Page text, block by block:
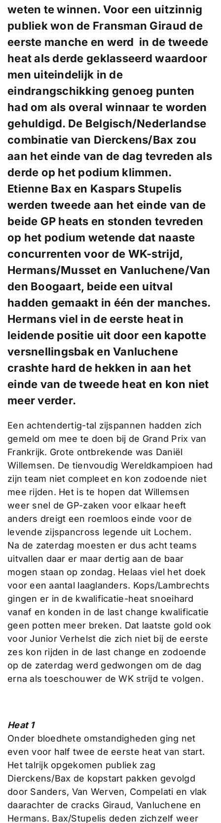
weten te winnen. Voor een uitzinnig
publiek won de Fransman Giraud de
eerste manche en werd in de tweede
heat als derde geklasseerd waardoor
men uiteindelijk in de
eindrangschikking genoeg punten
had om als overal winnaar te worden
gehuldigd. De Belgisch/Nederlandse
combinatie van Dierckens/Bax zou
aan het einde van de dag tevreden als
derde op het podium klimmen.
Etienne Bax en Kaspars Stupelis
werden tweede aan het einde van de
beide GP heats en stonden tevreden
op het podium wetende dat naaste
concurrenten voor de WK-strijd,
Hermans/Musset en Vanluchene/Van
den Boogaart, beide een uitval
hadden gemaakt in één der manches.
Hermans viel in de eerste heat in
leidende positie uit door een kapotte
versnellingsbak en Vanluchene
crashte hard de hekken in aan het
einde van de tweede heat en kon niet
meer verder.
Een achtendertig-tal zijspannen hadden zich
gemeld om mee te doen bij de Grand Prix van
Frankrijk. Grote ontbrekende was Daniël
Willemsen. De tienvoudig Wereldkampioen had
zijn team niet compleet en kon zodoende niet
mee rijden. Het is te hopen dat Willemsen
weer snel de GP-zaken voor elkaar heeft
anders dreigt een roemloos einde voor de
levende zijspancross legende uit Lochem.
Na de zaterdag moesten er dus acht teams
uitvallen daar er maar dertig aan de baar
mogen staan op zondag. Helaas viel het doek
voor een aantal laaglanders. Kops/Lambrechts
gingen er in de kwalificatie-heat snoeihard
vanaf en konden in de last change kwalificatie
geen potten meer breken. Dat laatste gold ook
voor Junior Verhelst die zich niet bij de eerste
zes kon rijden in de last change en zodoende
op de zaterdag werd gedwongen om de dag
erna als toeschouwer de WK strijd te volgen.
Heat 1
Onder bloedhete omstandigheden ging net
even voor half twee de eerste heat van start.
Het talrijk opgekomen publiek zag
Dierckens/Bax de kopstart pakken gevolgd
door Sanders, Van Werven, Compelati en vlak
daarachter de cracks Giraud, Vanluchene en
Hermans. Bax/Stupelis deden zichzelf weer